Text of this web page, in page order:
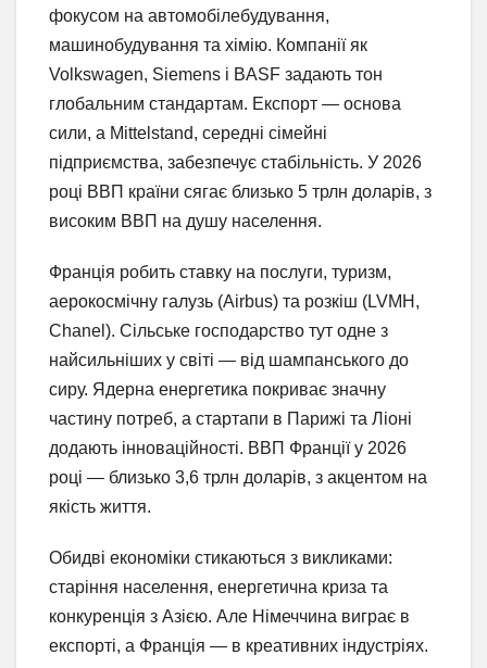
фокусом на автомобілебудування,
машинобудування та хімію. Компанії як
Volkswagen, Siemens і BASF задають тон
глобальним стандартам. Експорт — основа
сили, а Mittelstand, середні сімейні
підприємства, забезпечує стабільність. У 2026
році ВВП країни сягає близько 5 трлн доларів, з
високим ВВП на душу населення.
Франція робить ставку на послуги, туризм,
аерокосмічну галузь (Airbus) та розкіш (LVMH,
Chanel). Сільське господарство тут одне з
найсильніших у світі — від шампанського до
сиру. Ядерна енергетика покриває значну
частину потреб, а стартапи в Парижі та Ліоні
додають інноваційності. ВВП Франції у 2026
році — близько 3,6 трлн доларів, з акцентом на
якість життя.
Обидві економіки стикаються з викликами:
старіння населення, енергетична криза та
конкуренція з Азією. Але Німеччина виграє в
експорті, а Франція — в креативних індустріях.